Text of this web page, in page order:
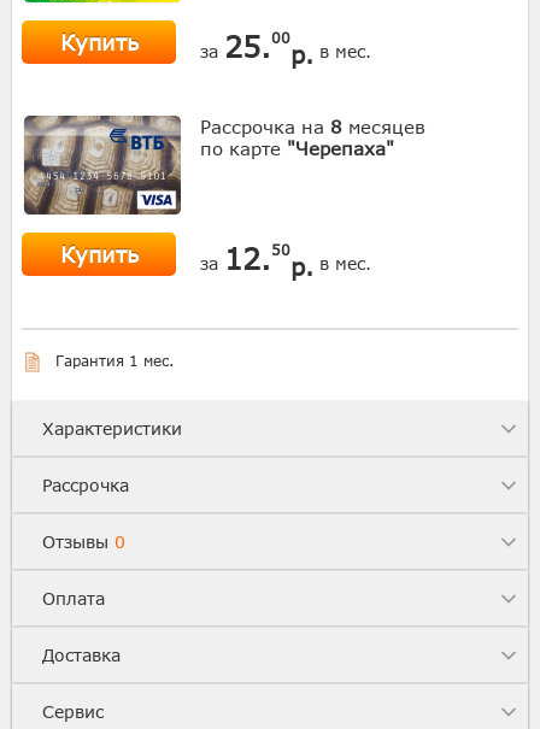
Купить за 25.00
р. в мес.
Рассрочка на 8 месяцев
по карте "Черепаха"
Купить за 12. 50
р. в мес.
Гарантия 1 мес.
Характеристики
Рассрочка
Отзывы 0
Оплата
Доставка
Сервис